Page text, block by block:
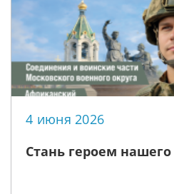
4 июня 2026
Стань героем